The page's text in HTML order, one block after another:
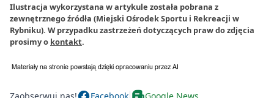
Ilustracja wykorzystana w artykule została pobrana z
zewnętrznego źródła (Miejski Ośrodek Sportu i Rekreacji w
Rybniku). W przypadku zastrzeżeń dotyczących praw do zdjęcia
prosimy o kontakt.